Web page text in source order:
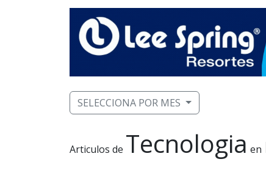
SELECCIONA POR MES
Articulos de Tecnologia en